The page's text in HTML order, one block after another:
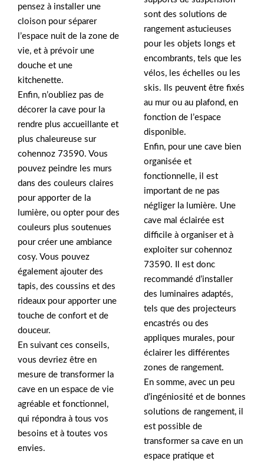
pensez à installer une
cloison pour séparer
l’espace nuit de la zone de
vie, et à prévoir une
douche et une
kitchenette.
Enfin, n’oubliez pas de
décorer la cave pour la
rendre plus accueillante et
plus chaleureuse sur
cohennoz 73590. Vous
pouvez peindre les murs
dans des couleurs claires
pour apporter de la
lumière, ou opter pour des
couleurs plus soutenues
pour créer une ambiance
cosy. Vous pouvez
également ajouter des
tapis, des coussins et des
rideaux pour apporter une
touche de confort et de
douceur.
En suivant ces conseils,
vous devriez être en
mesure de transformer la
cave en un espace de vie
agréable et fonctionnel,
qui répondra à tous vos
besoins et à toutes vos
envies.
sont des solutions de
rangement astucieuses
pour les objets longs et
encombrants, tels que les
vélos, les échelles ou les
skis. Ils peuvent être fixés
au mur ou au plafond, en
fonction de l’espace
disponible.
Enfin, pour une cave bien
organisée et
fonctionnelle, il est
important de ne pas
négliger la lumière. Une
cave mal éclairée est
difficile à organiser et à
exploiter sur cohennoz
73590. Il est donc
recommandé d’installer
des luminaires adaptés,
tels que des projecteurs
encastrés ou des
appliques murales, pour
éclairer les différentes
zones de rangement.
En somme, avec un peu
d’ingéniosité et de bonnes
solutions de rangement, il
est possible de
transformer sa cave en un
espace pratique et